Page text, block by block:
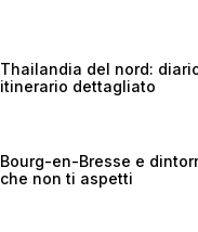
Thailandia del nord:
itinerario dettagliato
Bourg-en-Bresse e
che non ti aspetti